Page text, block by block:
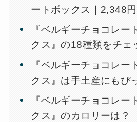
ートボックス｜2,348円
『ベルギーチョコレー
クス』の18種類をチェ
『ベルギーチョコレー
クス』は手土産にもぴ
『ベルギーチョコレー
クス』のカロリーは？